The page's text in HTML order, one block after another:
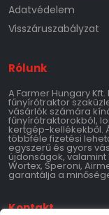
Adatvédelem
Visszáruszabályzat
Rólunk
A Farmer Hungary
fűnyírótraktor
vásárlók számára
fűnyírótraktorokból,
kertgép-kellékekből.
többféle fizetési
egyszerű és gyors
újdonságok, valamint
Wortex, Speroni,
garantálja a
Kontakt